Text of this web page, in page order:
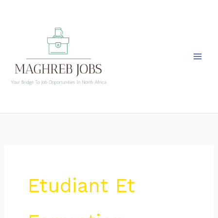
Etudiant Et